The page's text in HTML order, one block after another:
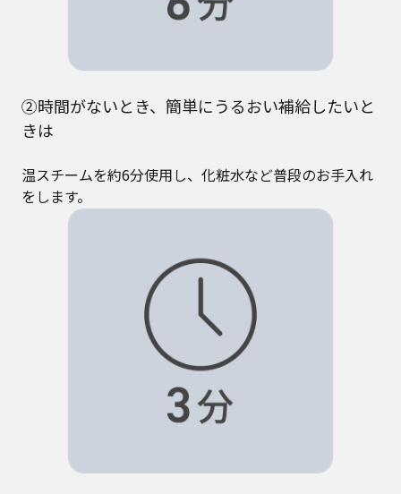
②時間がないとき、簡単にうるおい補給したいと
きは
温スチームを約6分使用し、化粧水など普段のお手入れ
をします。